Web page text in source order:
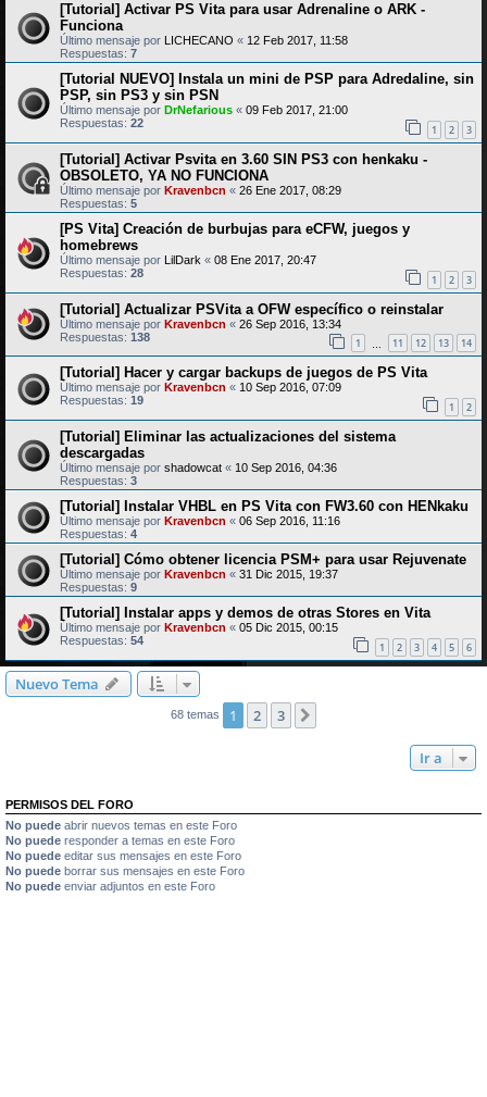
[Tutorial] Activar PS Vita para usar Adrenaline o ARK -
Funciona
Último mensaje por LICHECANO « 12 Feb 2017, 11:58
Respuestas: 7
[Tutorial NUEVO] Instala un mini de PSP para Adredaline, sin
PSP, sin PS3 y sin PSN
Último mensaje por DrNefarious « 09 Feb 2017, 21:00
Respuestas: 22 1 2 3
[Tutorial] Activar Psvita en 3.60 SIN PS3 con henkaku -
OBSOLETO, YA NO FUNCIONA
Último mensaje por Kravenbcn « 26 Ene 2017, 08:29
Respuestas: 5
[PS Vita] Creación de burbujas para eCFW, juegos y
homebrews
Último mensaje por LilDark « 08 Ene 2017, 20:47
Respuestas: 28 1 2 3
[Tutorial] Actualizar PSVita a OFW específico o reinstalar
Último mensaje por Kravenbcn « 26 Sep 2016, 13:34
Respuestas: 138 1 11 12 13 14
[Tutorial] Hacer y cargar backups de juegos de PS Vita
Último mensaje por Kravenbcn « 10 Sep 2016, 07:09
Respuestas: 19 1 2
[Tutorial] Eliminar las actualizaciones del sistema
descargadas
Último mensaje por shadowcat « 10 Sep 2016, 04:36
Respuestas: 3
[Tutorial] Instalar VHBL en PS Vita con FW3.60 con HENkaku
Último mensaje por Kravenbcn « 06 Sep 2016, 11:16
Respuestas: 4
[Tutorial] Cómo obtener licencia PSM+ para usar Rejuvenate
Último mensaje por Kravenbcn « 31 Dic 2015, 19:37
Respuestas: 9
[Tutorial] Instalar apps y demos de otras Stores en Vita
Último mensaje por Kravenbcn « 05 Dic 2015, 00:15
Respuestas: 54 1 2 3 4 5 6
Nuevo Tema
68 temas 1 2 3
Ir a
PERMISOS DEL FORO
No puede abrir nuevos temas en este Foro
No puede responder a temas en este Foro
No puede editar sus mensajes en este Foro
No puede borrar sus mensajes en este Foro
No puede enviar adjuntos en este Foro